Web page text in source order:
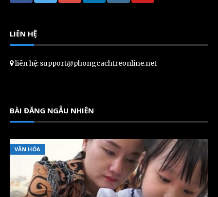
LIÊN HỆ
liên hệ: support@phongcachtreonline.net
BÀI ĐĂNG NGẪU NHIÊN
VĂN HÓA